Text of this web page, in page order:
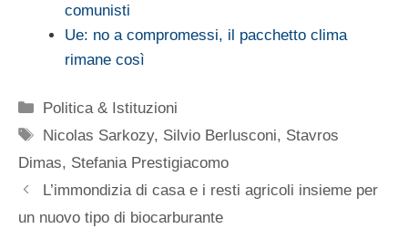
comunisti
Ue: no a compromessi, il pacchetto clima
rimane così
Categorie
Politica & Istituzioni
Tag
Nicolas Sarkozy, Silvio Berlusconi, Stavros
Dimas, Stefania Prestigiacomo
L’immondizia di casa e i resti agricoli insieme per
un nuovo tipo di biocarburante